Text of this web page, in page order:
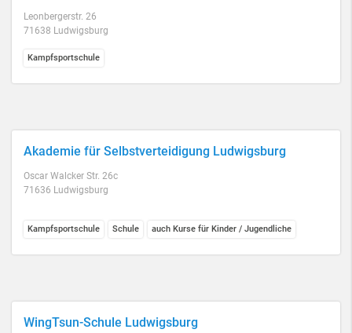
Leonbergerstr. 26
71638 Ludwigsburg
Kampfsportschule
Akademie für Selbstverteidigung Ludwigsburg
Oscar Walcker Str. 26c
71636 Ludwigsburg
Kampfsportschule Schule auch Kurse für Kinder / Jugendliche
WingTsun-Schule Ludwigsburg